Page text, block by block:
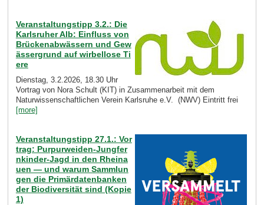
Veranstaltungstipp 3.2.: Die
Karlsruher Alb: Einfluss von
Brückenabwässern und Gew
ässergrund auf wirbellose Ti
ere
Dienstag, 3.2.2026, 18.30 Uhr
Vortrag von Nora Schult (KIT) in Zusammenarbeit mit dem
Naturwissenschaftlichen Verein Karlsruhe e.V. (NWV) Eintritt frei
[more]
Veranstaltungstipp 27.1.: Vor
trag: Purpurweiden-Jungfer
nkinder-Jagd in den Rheina
uen — und warum Sammlun
gen die Primärdatenbanken
der Biodiversität sind (Kopie
1)